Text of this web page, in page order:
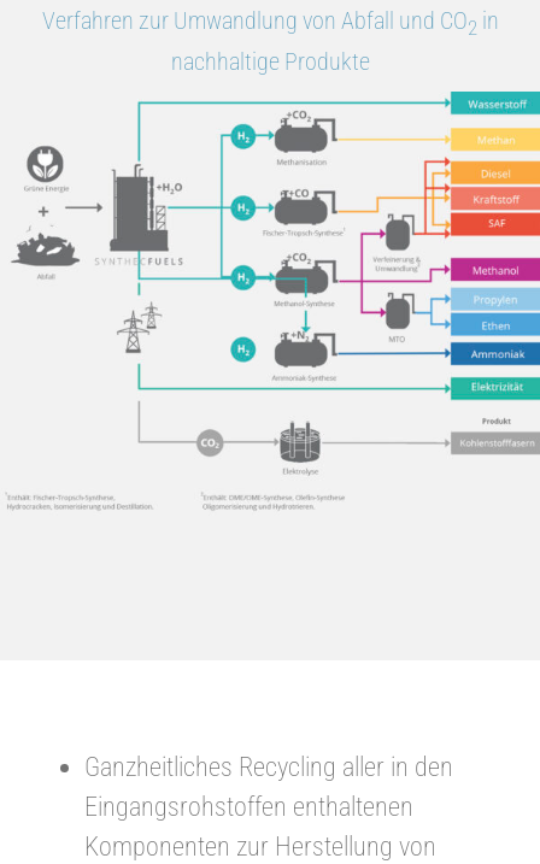
Verfahren zur Umwandlung von Abfall und CO2 in
nachhaltige Produkte
Ganzheitliches Recycling aller in den
Eingangsrohstoffen enthaltenen
Komponenten zur Herstellung von